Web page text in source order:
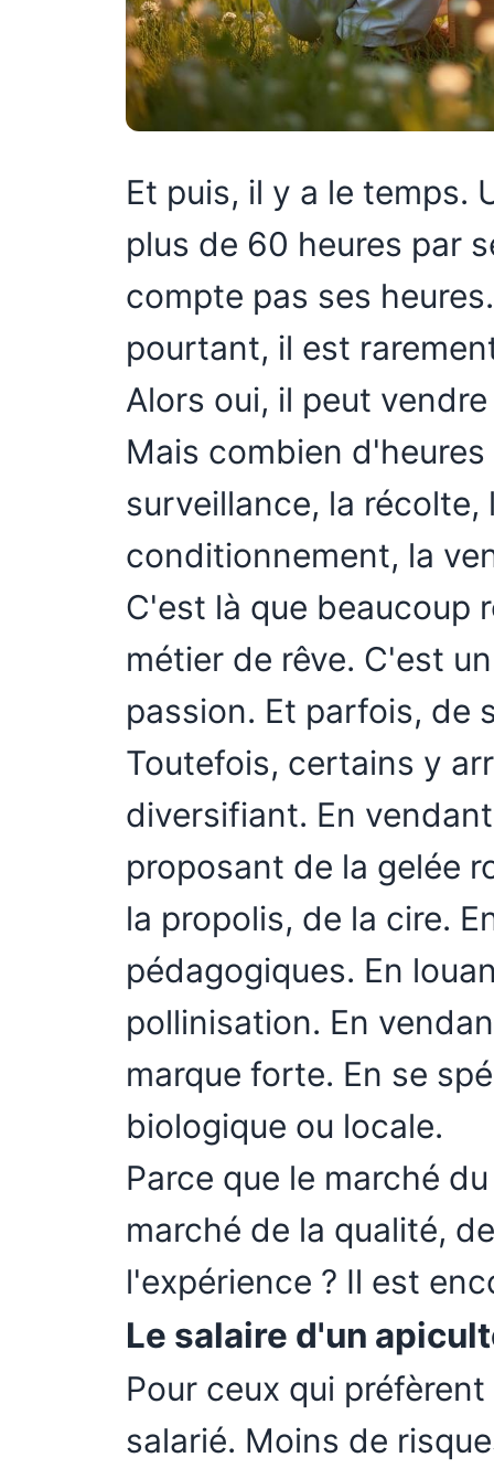
Et puis, il y a le temps.
plus de 60 heures par
compte pas ses
pourtant, il est
Alors oui, il peut
Mais combien
surveillance, la
conditionnement, la
C'est là que beaucoup
métier de rêve. C'est
passion. Et parfois, de
Toutefois, certains y
diversifiant. En
proposant de la gelée
la propolis, de la cire.
pédagogiques. En
pollinisation. En
marque forte. En se
biologique ou locale.
Parce que le marché
marché de la qualité,
l'expérience ? Il est
Le salaire d'un
Pour ceux qui
salarié. Moins de